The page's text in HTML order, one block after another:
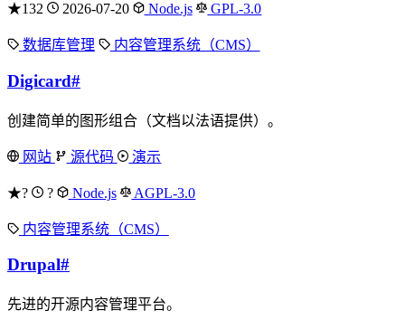
★132 2026-07-20 Node.js GPL-3.0
数据库管理 内容管理系统（CMS）
Digicard#
创建简单的图形组合（文档以法语提供）。
网站 源代码 演示
★? ? Node.js AGPL-3.0
内容管理系统（CMS）
Drupal#
先进的开源内容管理平台。